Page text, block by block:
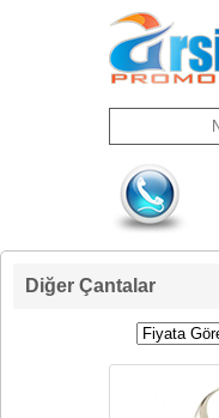
Diğer Çantalar